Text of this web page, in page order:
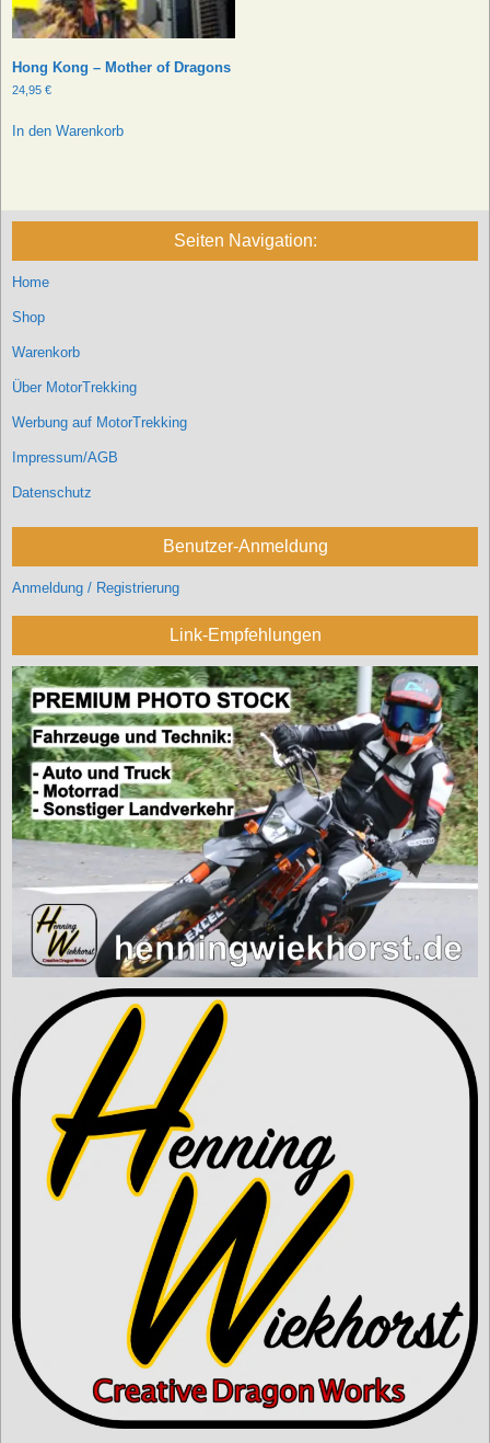
Hong Kong – Mother of Dragons
24,95 €
In den Warenkorb
Seiten Navigation:
Home
Shop
Warenkorb
Über MotorTrekking
Werbung auf MotorTrekking
Impressum/AGB
Datenschutz
Benutzer-Anmeldung
Anmeldung / Registrierung
Link-Empfehlungen